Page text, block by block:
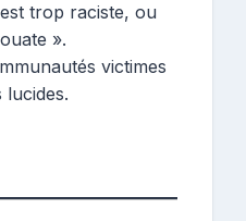
trop raciste, ou
».
victimes